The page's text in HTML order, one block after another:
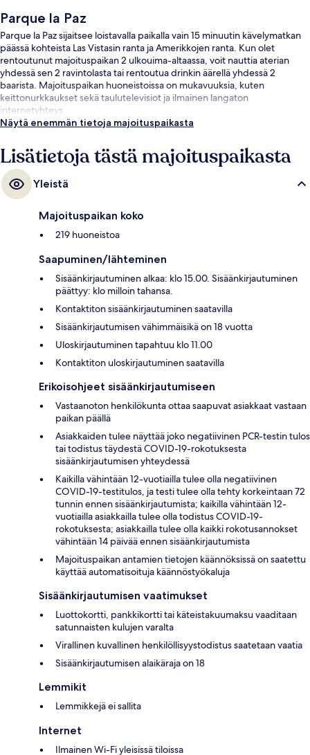
Parque la Paz
Parque la Paz sijaitsee loistavalla paikalla vain 15 minuutin kävelymatkan
päässä kohteista Las Vistasin ranta ja Amerikkojen ranta. Kun olet
rentoutunut majoituspaikan 2 ulkouima-altaassa, voit nauttia aterian
yhdessä sen 2 ravintolasta tai rentoutua drinkin äärellä yhdessä 2
baarista. Majoituspaikan huoneistoissa on mukavuuksia, kuten
keittonurkkaukset sekä taulutelevisiot ja ilmainen langaton
internetyhteys.
Näytä enemmän tietoja majoituspaikasta
Lisätietoja tästä majoituspaikasta
Yleistä
Majoituspaikan koko
219 huoneistoa
Saapuminen/lähteminen
Sisäänkirjautuminen alkaa: klo 15.00. Sisäänkirjautuminen
päättyy: klo milloin tahansa.
Kontaktiton sisäänkirjautuminen saatavilla
Sisäänkirjautumisen vähimmäisikä on 18 vuotta
Uloskirjautuminen tapahtuu klo 11.00
Kontaktiton uloskirjautuminen saatavilla
Erikoisohjeet sisäänkirjautumiseen
Vastaanoton henkilökunta ottaa saapuvat asiakkaat vastaan
paikan päällä
Asiakkaiden tulee näyttää joko negatiivinen PCR-testin tulos
tai todistus täydestä COVID-19-rokotuksesta
sisäänkirjautumisen yhteydessä
Kaikilla vähintään 12-vuotiailla tulee olla negatiivinen
COVID-19-testitulos, ja testi tulee olla tehty korkeintaan 72
tunnin ennen sisäänkirjautumista; kaikilla vähintään 12-
vuotiailla asiakkailla tulee olla todistus COVID-19-
rokotuksesta; asiakkailla tulee olla kaikki rokotusannokset
vähintään 14 päivää ennen sisäänkirjautumista
Majoituspaikan antamien tietojen käännöksissä on saatettu
käyttää automatisoituja käännöstyökaluja
Sisäänkirjautumisen vaatimukset
Luottokortti, pankkikortti tai käteistakuumaksu vaaditaan
satunnaisten kulujen varalta
Virallinen kuvallinen henkilöllisyystodistus saatetaan vaatia
Sisäänkirjautumisen alaikäraja on 18
Lemmikit
Lemmikkejä ei sallita
Internet
Ilmainen Wi-Fi yleisissä tiloissa